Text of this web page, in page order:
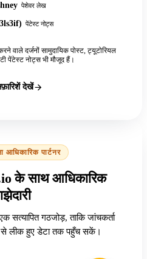
पेशेवर लेख
पेंटेस्ट नोट्स
वाले दर्जनों सामुदायिक पोस्ट, ट्यूटोरियल
पेंटेस्ट नोट्स भी मौजूद हैं।
देखें
आधिकारिक पार्टनर
के साथ आधिकारिक
सत्यापित गठजोड़, ताकि जांचकर्ता
लीक हुए डेटा तक पहुँच सकें।